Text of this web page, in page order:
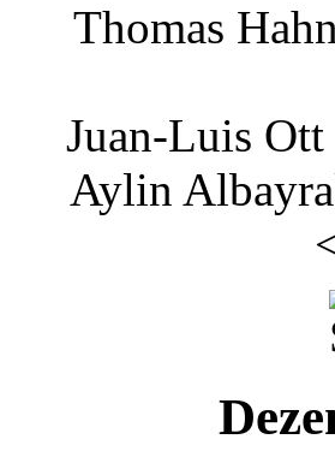
Hahn
Juan-Luis Ott
Aylin